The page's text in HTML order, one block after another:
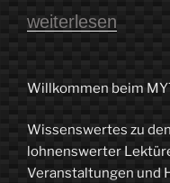
„Von
guten
bösen
Teufeln
weiterlesen
Willkommen beim
Wissenswertes zu
lohnenswerter
Veranstaltungen und